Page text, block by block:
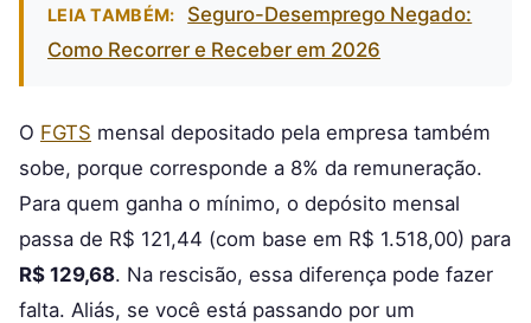
LEIA TAMBÉM:
Seguro-Desemprego Negado:
Como Recorrer e Receber em 2026
O FGTS mensal depositado pela empresa também
sobe, porque corresponde a 8% da remuneração.
Para quem ganha o mínimo, o depósito mensal
passa de R$ 121,44 (com base em R$ 1.518,00) para
R$ 129,68. Na rescisão, essa diferença pode fazer
falta. Aliás, se você está passando por um